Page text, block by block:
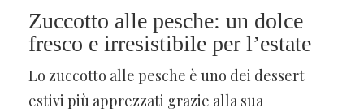
Zuccotto alle pesche: un dolce
fresco e irresistibile per l’estate
Lo zuccotto alle pesche è uno dei dessert
estivi più apprezzati grazie alla sua